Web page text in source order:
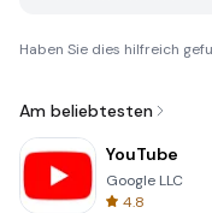
Haben Sie dies hilfreich
Am beliebtesten
YouTube
Google LLC
4.8